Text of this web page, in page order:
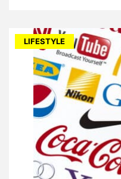
LIFESTYLE